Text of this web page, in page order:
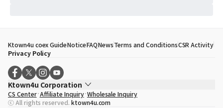
Ktown4u coex GuideNoticeFAQNewsTerms and ConditionsCSR Activity
Privacy Policy
Ktown4u Corporation
CEO
Song Hyo Min
CS Center Affiliate Inquiry Wholesale Inquiry
ⓒ All rights reserved. ktown4u.com